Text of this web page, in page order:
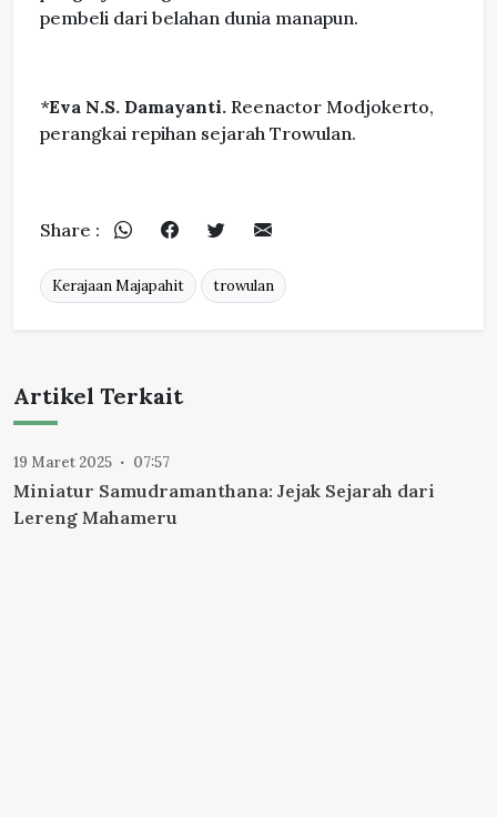
pembeli dari belahan dunia manapun.
*Eva N.S. Damayanti. Reenactor Modjokerto,
perangkai repihan sejarah Trowulan.
Share :
Kerajaan Majapahit trowulan
Artikel Terkait
19 Maret 2025 07:57
Miniatur Samudramanthana: Jejak Sejarah dari
Lereng Mahameru